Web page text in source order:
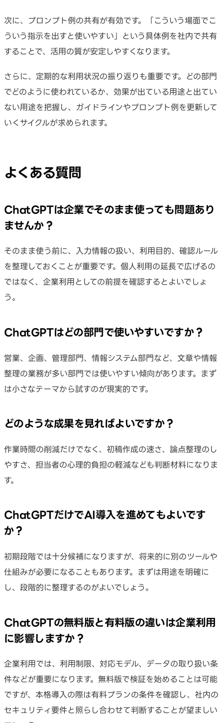
次に、プロンプト例の共有が有効です。「こういう場面でこ
ういう指示を出すと使いやすい」という具体例を社内で共有
することで、活用の質が安定しやすくなります。
さらに、定期的な利用状況の振り返りも重要です。どの部門
でどのように使われているか、効果が出ている用途と出てい
ない用途を把握し、ガイドラインやプロンプト例を更新して
いくサイクルが求められます。
よくある質問
ChatGPTは企業でそのまま使っても問題あり
ませんか？
そのまま使う前に、入力情報の扱い、利用目的、確認ルール
を整理しておくことが重要です。個人利用の延長で広げるの
ではなく、企業利用としての前提を確認するとよいでしょ
う。
ChatGPTはどの部門で使いやすいですか？
営業、企画、管理部門、情報システム部門など、文章や情報
整理の業務が多い部門では使いやすい傾向があります。まず
は小さなテーマから試すのが現実的です。
どのような成果を見ればよいですか？
作業時間の削減だけでなく、初稿作成の速さ、論点整理のし
やすさ、担当者の心理的負担の軽減なども判断材料になりま
す。
ChatGPTだけでAI導入を進めてもよいです
か？
初期段階では十分候補になりますが、将来的に別のツールや
仕組みが必要になることもあります。まずは用途を明確に
し、段階的に整理するのがよいでしょう。
ChatGPTの無料版と有料版の違いは企業利用
に影響しますか？
企業利用では、利用制限、対応モデル、データの取り扱い条
件などが重要になります。無料版で検証を始めることは可能
ですが、本格導入の際は有料プランの条件を確認し、社内の
セキュリティ要件と照らし合わせて判断することが望ましい